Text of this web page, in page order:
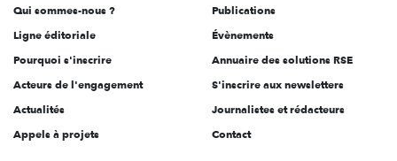
Qui sommes-nous ?
Ligne éditoriale
Pourquoi s'inscrire
Acteurs de l'engagement
Actualités
Appels à projets
Publications
Évènements
Annuaire des solutions RSE
S'inscrire aux newsletters
Journalistes et rédacteurs
Contact